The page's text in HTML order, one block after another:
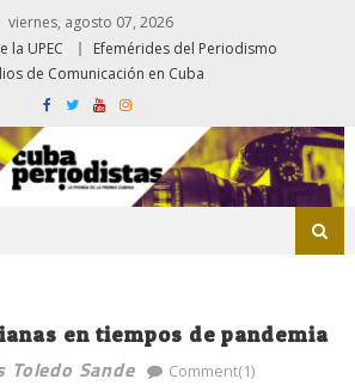
viernes, agosto 07, 2026
la UPEC
Efemérides del Periodismo
de Comunicación en Cuba
en tiempos de pandemia
Toledo Sande Comment(1)